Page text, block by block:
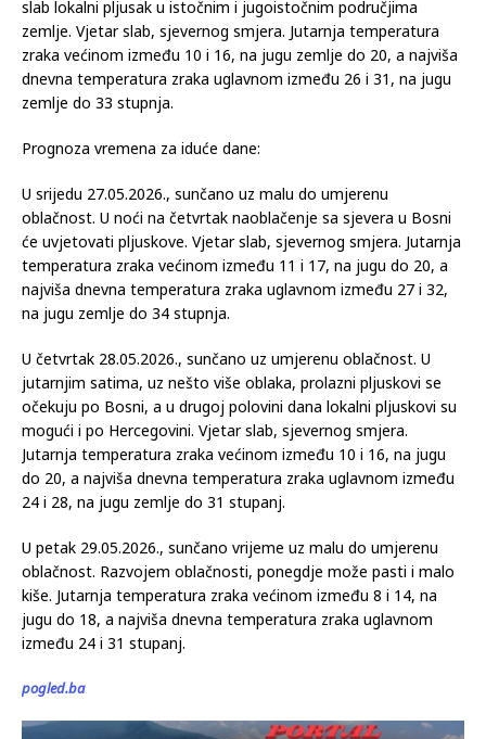
Danas u Bosni i Hercegovini sunčano vrijeme uz malu do
umjerenu oblačnost. U drugoj polovici dana rijetko je moguć
slab lokalni pljusak u istočnim i jugoistočnim područjima
zemlje. Vjetar slab, sjevernog smjera. Jutarnja temperatura
zraka većinom između 10 i 16, na jugu zemlje do 20, a najviša
dnevna temperatura zraka uglavnom između 26 i 31, na jugu
zemlje do 33 stupnja.
Prognoza vremena za iduće dane:
U srijedu 27.05.2026., sunčano uz malu do umjerenu
oblačnost. U noći na četvrtak naoblačenje sa sjevera u Bosni
će uvjetovati pljuskove. Vjetar slab, sjevernog smjera. Jutarnja
temperatura zraka većinom između 11 i 17, na jugu do 20, a
najviša dnevna temperatura zraka uglavnom između 27 i 32,
na jugu zemlje do 34 stupnja.
U četvrtak 28.05.2026., sunčano uz umjerenu oblačnost. U
jutarnjim satima, uz nešto više oblaka, prolazni pljuskovi se
očekuju po Bosni, a u drugoj polovini dana lokalni pljuskovi su
mogući i po Hercegovini. Vjetar slab, sjevernog smjera.
Jutarnja temperatura zraka većinom između 10 i 16, na jugu
do 20, a najviša dnevna temperatura zraka uglavnom između
24 i 28, na jugu zemlje do 31 stupanj.
U petak 29.05.2026., sunčano vrijeme uz malu do umjerenu
oblačnost. Razvojem oblačnosti, ponegdje može pasti i malo
kiše. Jutarnja temperatura zraka većinom između 8 i 14, na
jugu do 18, a najviša dnevna temperatura zraka uglavnom
između 24 i 31 stupanj.